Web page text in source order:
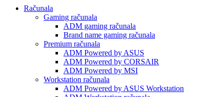
Računala
Gaming računala
ADM gaming računala
Brand name gaming računala
Premium računala
ADM Powered by ASUS
ADM Powered by CORSAIR
ADM Powered by MSI
Workstation računala
ADM Powered by ASUS Workstation